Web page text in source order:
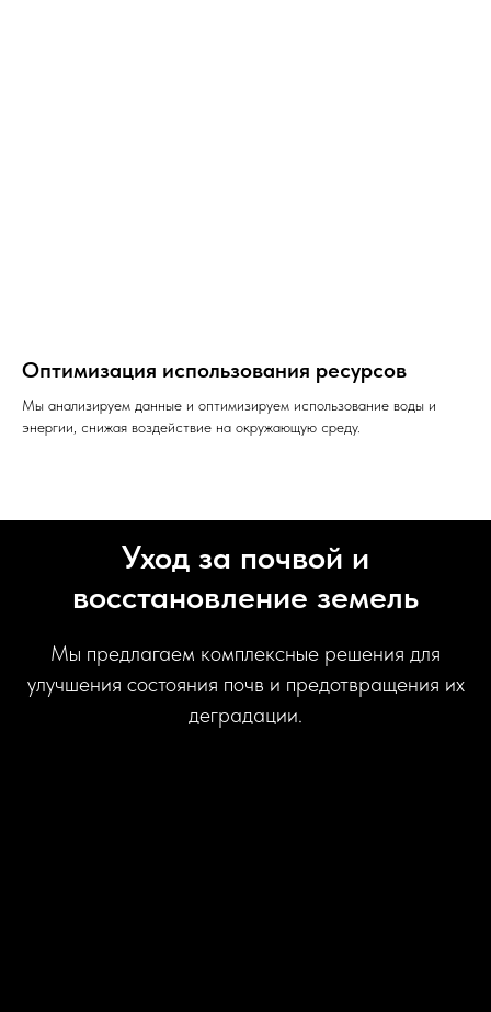
Оптимизация использования ресурсов
Мы анализируем данные и оптимизируем использование воды и
энергии, снижая воздействие на окружающую среду.
Уход за почвой и
восстановление земель
Мы предлагаем комплексные решения для
улучшения состояния почв и предотвращения их
деградации.